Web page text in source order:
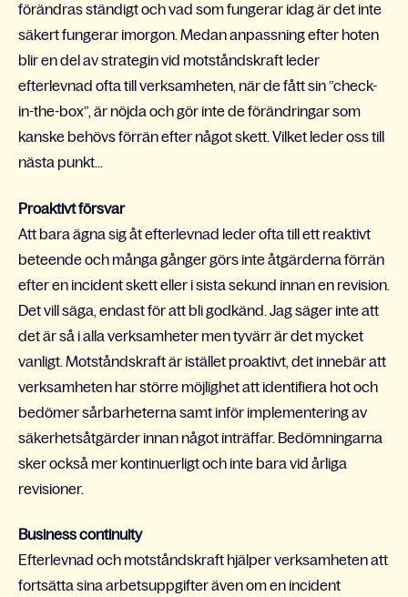
förändras ständigt och vad som fungerar idag är det inte
säkert fungerar imorgon. Medan anpassning efter hoten
blir en del av strategin vid motståndskraft leder
efterlevnad ofta till verksamheten, när de fått sin ”check-
in-the-box”, är nöjda och gör inte de förändringar som
kanske behövs förrän efter något skett. Vilket leder oss till
nästa punkt...
Proaktivt försvar
Att bara ägna sig åt efterlevnad leder ofta till ett reaktivt
beteende och många gånger görs inte åtgärderna förrän
efter en incident skett eller i sista sekund innan en revision.
Det vill säga, endast för att bli godkänd. Jag säger inte att
det är så i alla verksamheter men tyvärr är det mycket
vanligt. Motståndskraft är istället proaktivt, det innebär att
verksamheten har större möjlighet att identifiera hot och
bedömer sårbarheterna samt inför implementering av
säkerhetsåtgärder innan något inträffar. Bedömningarna
sker också mer kontinuerligt och inte bara vid årliga
revisioner.
Business continuity
Efterlevnad och motståndskraft hjälper verksamheten att
fortsätta sina arbetsuppgifter även om en incident